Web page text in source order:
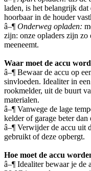
laden, is het belangrijk dat
hoorbaar in de houder
â–¶ Onderweg opladen:
zijn: onze opladers zijn
meeneemt.
Waar moet de accu
â–¶ Bewaar de accu op
sinvloeden. Idealiter in
rookmelder, uit de buurt
materialen.
â–¶ Vanwege de lage
kelder of garage beter
â–¶ Verwijder de accu uit
gebruikt of deze opbergt.
Hoe moet de accu
â–¶ Idealiter bewaar je de